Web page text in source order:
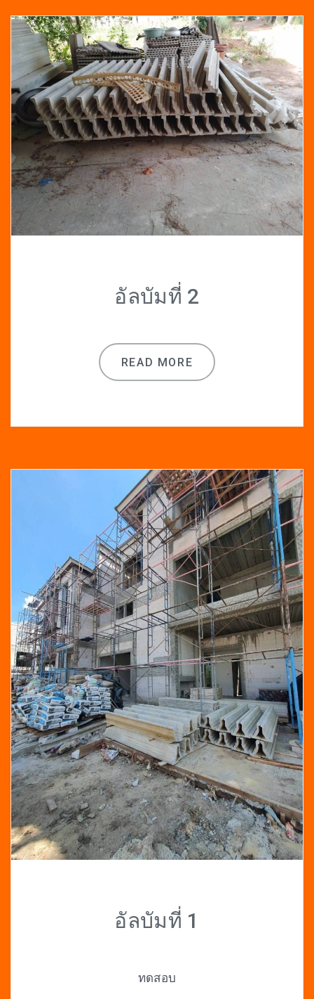
อัลบัมที่ 2
READ MORE
อัลบัมที่ 1
ทดสอบ